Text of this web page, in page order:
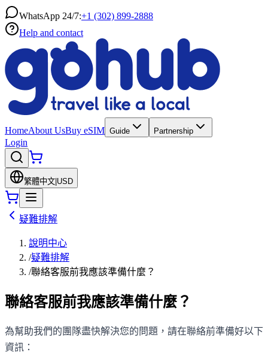
WhatsApp 24/7:+1 (302) 899-2888
Help and contact
HomeAbout UsBuy eSIM Guide Partnership
Login
繁體中文 USD
疑難排解
說明中心
/疑難排解
/聯絡客服前我應該準備什麼？
聯絡客服前我應該準備什麼？
為幫助我們的團隊盡快解決您的問題，請在聯絡前準備好以下
資訊：